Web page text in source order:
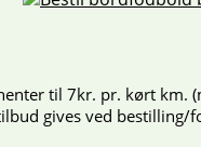
til 7kr. pr. kørt km.
gives ved bestilling/